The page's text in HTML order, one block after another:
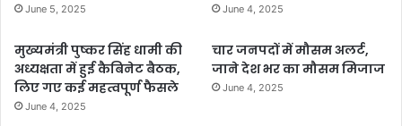
June 5, 2025 June 4, 2025
मुख्यमंत्री पुष्कर सिंह धामी की
अध्यक्षता में हुई कैबिनेट बैठक,
लिए गए कई महत्वपूर्ण फैसले
June 4, 2025
चार जनपदों में मौसम अलर्ट,
जाने देश भर का मौसम मिजाज
June 4, 2025